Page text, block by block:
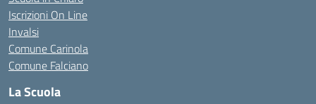
Iscrizioni On Line
Invalsi
Comune Carinola
Comune Falciano
La Scuola